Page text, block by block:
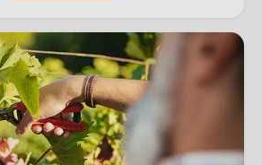
Bild wurde mithilfe von KI verändert.